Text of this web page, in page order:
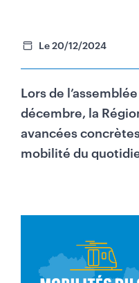
Le 20/12/2024
Lors de
décembre, la
avancées
mobilité du